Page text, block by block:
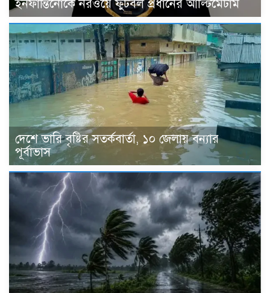
ইনফান্তিনোকে নরওয়ে ফুটবল প্রধানের আল্টিমেটাম
দেশে ভারি বৃষ্টির সতর্কবার্তা, ১০ জেলায় বন্যার
পূর্বাভাস